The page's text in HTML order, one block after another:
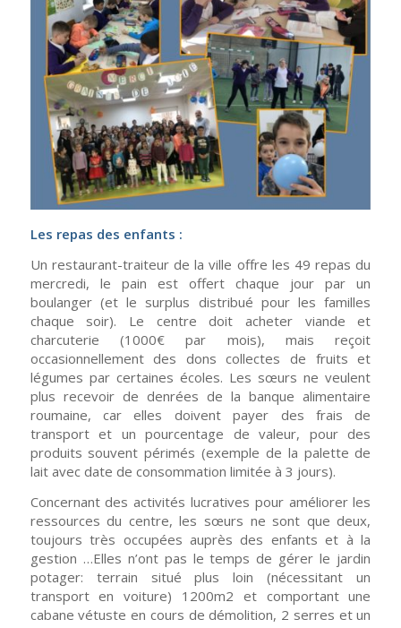
Les repas des enfants :
Un restaurant-traiteur de la ville offre les 49 repas du
mercredi, le pain est offert chaque jour par un
boulanger (et le surplus distribué pour les familles
chaque soir). Le centre doit acheter viande et
charcuterie (1000€ par mois), mais reçoit
occasionnellement des dons collectes de fruits et
légumes par certaines écoles. Les sœurs ne veulent
plus recevoir de denrées de la banque alimentaire
roumaine, car elles doivent payer des frais de
transport et un pourcentage de valeur, pour des
produits souvent périmés (exemple de la palette de
lait avec date de consommation limitée à 3 jours).
Concernant des activités lucratives pour améliorer les
ressources du centre, les sœurs ne sont que deux,
toujours très occupées auprès des enfants et à la
gestion …Elles n’ont pas le temps de gérer le jardin
potager: terrain situé plus loin (nécessitant un
transport en voiture) 1200m2 et comportant une
cabane vétuste en cours de démolition, 2 serres et un